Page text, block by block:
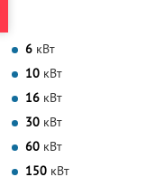
6 кВт
10 кВт
16 кВт
30 кВт
60 кВт
150 кВт